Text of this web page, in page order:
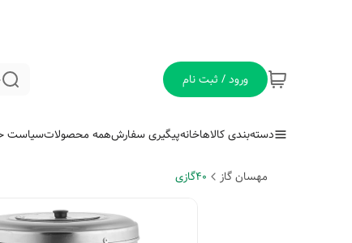
ورود / ثبت نام
دسته‌بندی کالاهاخانهپیگیری سفارشهمه محصولاتسیاست
مهسان گاز 40گازی